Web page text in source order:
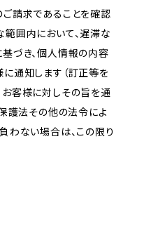
請求であることを確認
囲内において、遅滞な
づき、個人情報の内容
通知します（訂正等を
客様に対しその旨を通
保護法その他の法令によ
わない場合は、この限り